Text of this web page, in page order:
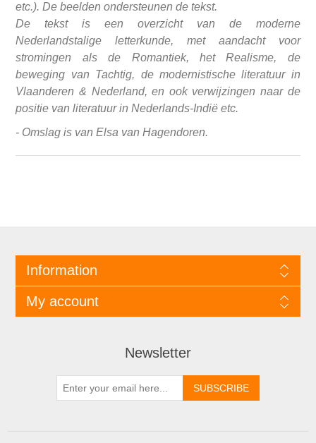
etc.). De beelden ondersteunen de tekst.
De tekst is een overzicht van de moderne
Nederlandstalige letterkunde, met aandacht voor
stromingen als de Romantiek, het Realisme, de
beweging van Tachtig, de modernistische literatuur in
Vlaanderen & Nederland, en ook verwijzingen naar de
positie van literatuur in Nederlands‑Indië etc.
- Omslag is van Elsa van Hagendoren.
Information
My account
Newsletter